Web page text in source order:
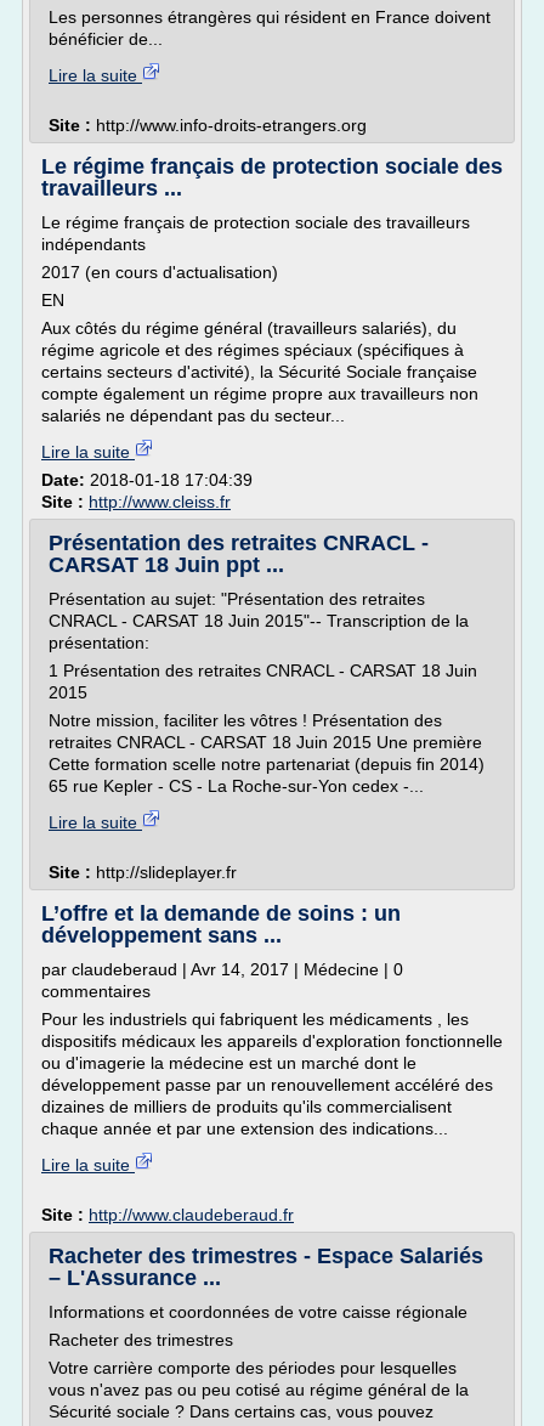
Les personnes étrangères qui résident en France doivent
bénéficier de...
Lire la suite
Site : http://www.info-droits-etrangers.org
Le régime français de protection sociale des
travailleurs ...
Le régime français de protection sociale des travailleurs
indépendants
2017 (en cours d'actualisation)
EN
Aux côtés du régime général (travailleurs salariés), du
régime agricole et des régimes spéciaux (spécifiques à
certains secteurs d'activité), la Sécurité Sociale française
compte également un régime propre aux travailleurs non
salariés ne dépendant pas du secteur...
Lire la suite
Date: 2018-01-18 17:04:39
Site : http://www.cleiss.fr
Présentation des retraites CNRACL -
CARSAT 18 Juin ppt ...
Présentation au sujet: "Présentation des retraites
CNRACL - CARSAT 18 Juin 2015"-- Transcription de la
présentation:
1 Présentation des retraites CNRACL - CARSAT 18 Juin
2015
Notre mission, faciliter les vôtres ! Présentation des
retraites CNRACL - CARSAT 18 Juin 2015 Une première
Cette formation scelle notre partenariat (depuis fin 2014)
65 rue Kepler - CS - La Roche-sur-Yon cedex -...
Lire la suite
Site : http://slideplayer.fr
L’offre et la demande de soins : un
développement sans ...
par claudeberaud | Avr 14, 2017 | Médecine | 0
commentaires
Pour les industriels qui fabriquent les médicaments , les
dispositifs médicaux les appareils d'exploration fonctionnelle
ou d'imagerie la médecine est un marché dont le
développement passe par un renouvellement accéléré des
dizaines de milliers de produits qu'ils commercialisent
chaque année et par une extension des indications...
Lire la suite
Site : http://www.claudeberaud.fr
Racheter des trimestres - Espace Salariés
– L'Assurance ...
Informations et coordonnées de votre caisse régionale
Racheter des trimestres
Votre carrière comporte des périodes pour lesquelles
vous n'avez pas ou peu cotisé au régime général de la
Sécurité sociale ? Dans certains cas, vous pouvez